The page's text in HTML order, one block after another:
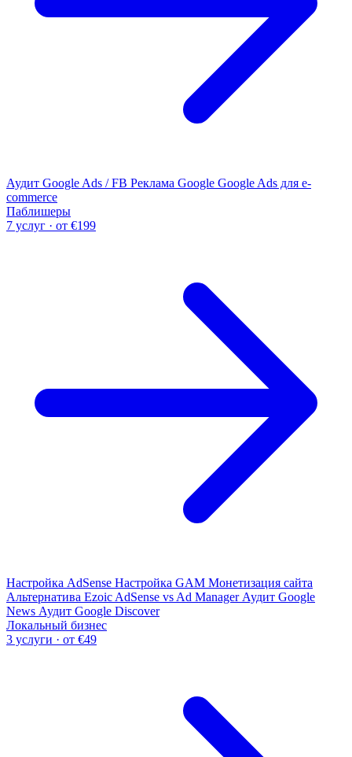
Аудит Google Ads / FB Реклама Google Google Ads для e-
commerce
Паблишеры
7 услуг · от €199
Настройка AdSense Настройка GAM Монетизация сайта
Альтернатива Ezoic AdSense vs Ad Manager Аудит Google
News Аудит Google Discover
Локальный бизнес
3 услуги · от €49